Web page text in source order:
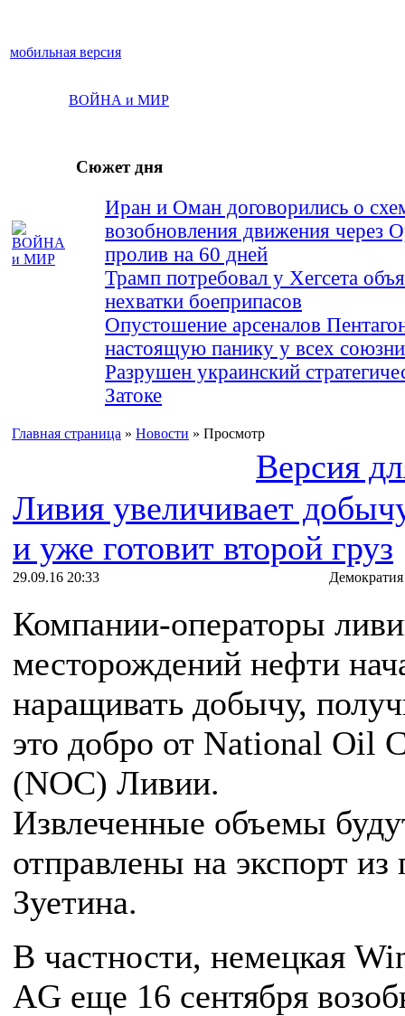
мобильная версия
ВОЙНА и МИР
Сюжет дня
Иран и Оман договорились о
возобновления движения через
пролив на 60 дней
Трамп потребовал у Хегсета
нехватки боеприпасов
Опустошение арсеналов
настоящую панику у всех
Разрушен украинский
Затоке
Главная страница » Новости » Просмотр
Версия
Ливия увеличивает
и уже готовит второй груз
29.09.16 20:33
Компании-операторы
месторождений нефти
наращивать добычу,
это добро от National Oil
(NOC) Ливии.
Извлеченные объемы
отправлены на экспорт из
Зуетина.
В частности, немецкая
AG еще 16 сентября